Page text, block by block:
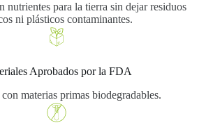
nutrientes para la tierra sin dejar residuos
ni plásticos contaminantes.
Aprobados por la FDA
materias primas biodegradables.